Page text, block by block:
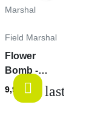
Field Marshal
Flower
Bomb -
Field
Marshal
9,95 € last-items